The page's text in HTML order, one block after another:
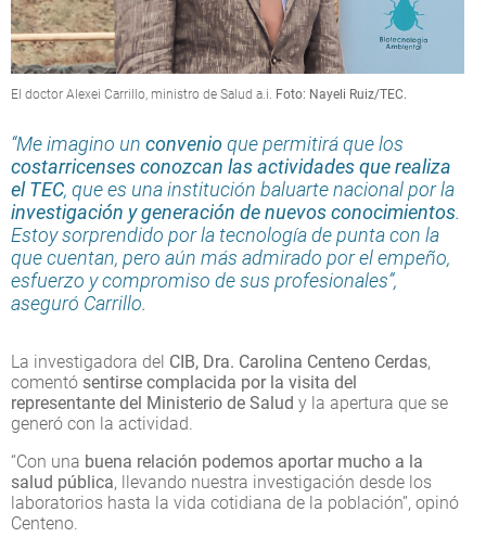
El doctor Alexei Carrillo, ministro de Salud a.i. Foto: Nayeli Ruiz/TEC.
“Me imagino un convenioque permitirá que los
costarricenses conozcan las actividades que realiza
el TEC, que es una institución baluarte nacional por la
investigación y generación de nuevos conocimientos.
Estoy sorprendido por la tecnología de punta con la
que cuentan, pero aún más admirado por el empeño,
esfuerzo y compromiso de sus profesionales”,
aseguró Carrillo.
La investigadora del CIB, Dra. Carolina Centeno Cerdas,
comentó sentirse complacida por la visita del
representante del Ministerio de Salud y la apertura que se
generó con la actividad.
“Con una buena relación podemos aportar mucho a la
salud pública, llevando nuestra investigación desde los
laboratorios hasta la vida cotidiana de la población”, opinó
Centeno.